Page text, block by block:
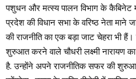
पशुधन और मत्स्य पालन विभाग के कैबिनेट
प्रदेश की विधान सभा के वरिष्ठ नेता माने
की राजनीति का एक बड़ा जाट चेहरा भी
शुरुआत करने वाले चौधरी लक्ष्मी नारायण
है. उन्होंने अपने राजनीतिक सफर की